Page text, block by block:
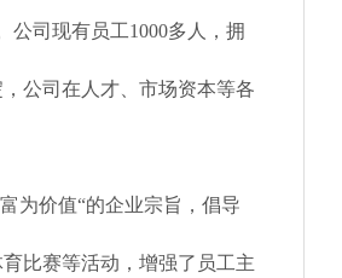
司现有员工1000多人，拥
公司在人才、市场资本等各
为价值“的企业宗旨，倡导
比赛等活动，增强了员工主